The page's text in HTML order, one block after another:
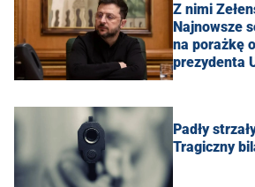
Z nimi
Najnowsze
na porażkę
prezydenta
Padły
Tragiczny